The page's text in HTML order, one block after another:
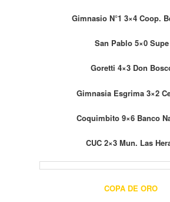
Gimnasio N°1 3×4 Coop.
San Pablo 5×0 Supe
Goretti 4×3 Don
Gimnasia Esgrima 3×2
Coquimbito 9×6 Banco
CUC 2×3 Mun. Las
COPA DE ORO